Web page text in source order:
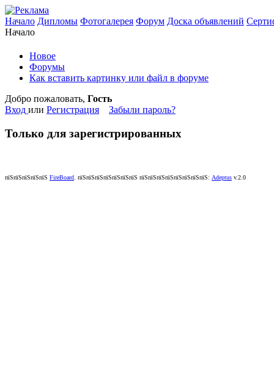
Начало Дипломы Фотогалерея Форум Доска объявлений
Начало
Новое
Форумы
Как вставить картинку или файл в форуме
Добро пожаловать, Гость
Вход или Регистрация Забыли пароль?
Только для зарегистрированных
пїЅпїЅпїЅпїЅпїЅ FireBoard. пїЅпїЅпїЅпїЅпїЅпїЅпїЅ пїЅпїЅпїЅпїЅпїЅпїЅпїЅпїЅ: Adeptus v.2.0